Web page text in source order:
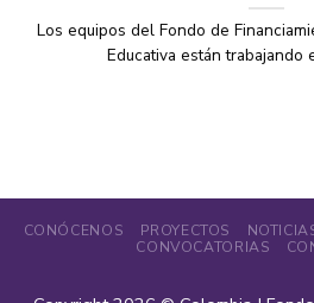
Los equipos del Fondo de
Educativa están trabajando
CONÓCENOS PROYECTOS
CONVOCATORIAS